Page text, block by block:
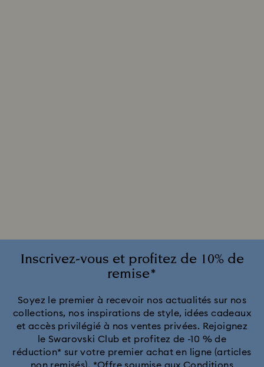
Inscrivez-vous et profitez de 10% de
remise*
Soyez le premier à recevoir nos actualités sur nos
collections, nos inspirations de style, idées cadeaux
et accès privilégié à nos ventes privées. Rejoignez
le Swarovski Club et profitez de -10 % de
réduction* sur votre premier achat en ligne (articles
non remisés). *Offre soumise aux Conditions